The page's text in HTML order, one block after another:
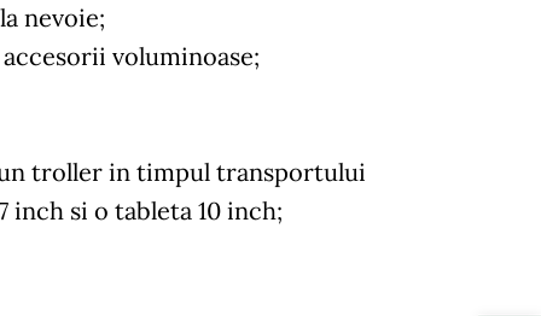
nevoie;
voluminoase;
un troller in timpul transportului
inch si o tableta 10 inch;